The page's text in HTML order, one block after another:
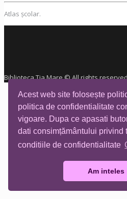
Acest web site folosește
politica de confidentialitate
vigoare. Dupa ce apasati
dati consimțământului privind
conditiile de confidentialitate
Am inteles
Atlas școlar.
Biblioteca Tia Mare © All rights